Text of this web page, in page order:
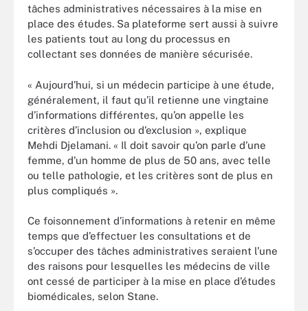
tâches administratives nécessaires à la mise en
place des études. Sa plateforme sert aussi à suivre
les patients tout au long du processus en
collectant ses données de manière sécurisée.
« Aujourd’hui, si un médecin participe à une étude,
généralement, il faut qu’il retienne une vingtaine
d’informations différentes, qu’on appelle les
critères d’inclusion ou d’exclusion », explique
Mehdi Djelamani. « Il doit savoir qu’on parle d’une
femme, d’un homme de plus de 50 ans, avec telle
ou telle pathologie, et les critères sont de plus en
plus compliqués ».
Ce foisonnement d’informations à retenir en même
temps que d’effectuer les consultations et de
s’occuper des tâches administratives seraient l’une
des raisons pour lesquelles les médecins de ville
ont cessé de participer à la mise en place d’études
biomédicales, selon Stane.